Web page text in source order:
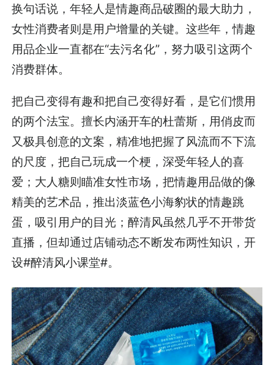
换句话说，年轻人是情趣商品破圈的最大助力，
女性消费者则是用户增量的关键。这些年，情趣
用品企业一直都在“去污名化”，努力吸引这两个
消费群体。
把自己变得有趣和把自己变得好看，是它们惯用
的两个法宝。擅长内涵开车的杜蕾斯，用俏皮而
又极具创意的文案，精准地把握了风流而不下流
的尺度，把自己玩成一个梗，深受年轻人的喜
爱；大人糖则瞄准女性市场，把情趣用品做的像
精美的艺术品，推出淡蓝色小海豹状的情趣跳
蛋，吸引用户的目光；醉清风虽然几乎不开带货
直播，但却通过店铺动态不断发布两性知识，开
设#醉清风小课堂#。